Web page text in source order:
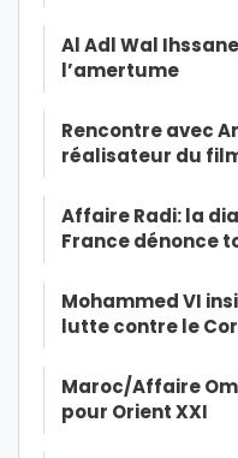
Al Adl Wal
l’amertume
Rencontre avec
réalisateur du
Affaire Radi: la
France dénonce
Mohammed VI
lutte contre le
Maroc/Affaire
pour Orient XXI